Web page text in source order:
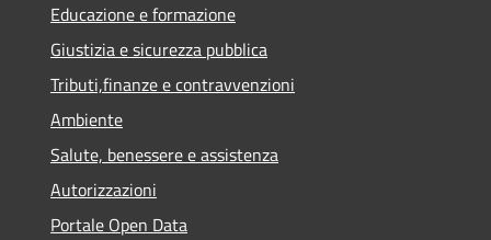
Educazione e formazione
Giustizia e sicurezza pubblica
Tributi,finanze e contravvenzioni
Ambiente
Salute, benessere e assistenza
Autorizzazioni
Portale Open Data